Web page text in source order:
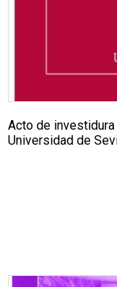
Acto de
Universidad de